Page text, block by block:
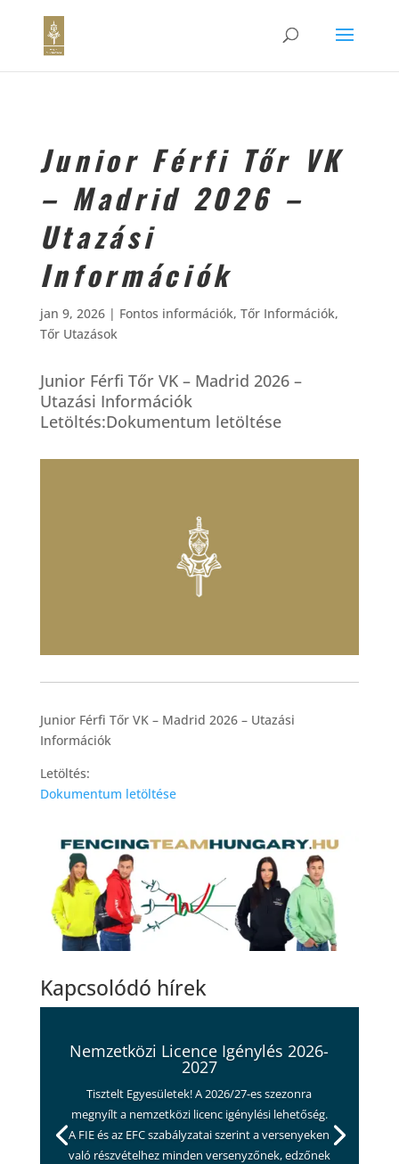
Junior Férfi Tőr VK
– Madrid 2026 –
Utazási
Információk
jan 9, 2026| Fontos információk, Tőr Információk,
Tőr Utazások
Junior Férfi Tőr VK – Madrid 2026 –
Utazási Információk
Letöltés:Dokumentum letöltése
Junior Férfi Tőr VK – Madrid 2026 – Utazási
Információk
Letöltés:
Dokumentum letöltése
Kapcsolódó hírek
Nemzetközi Licence Igénylés 2026-
2027
Tisztelt Egyesületek! A 2026/27-es szezonra
megnyílt a nemzetközi licenc igénylési lehetőség.
A FIE és az EFC szabályzatai szerint a versenyeken
való részvételhez minden versenyzőnek, edzőnek